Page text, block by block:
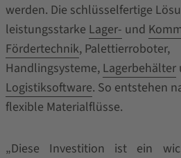
werden. Die schlüsselfertige
leistungsstarke Lager- und
Fördertechnik, Palettierroboter,
Handlingsysteme, Lagerbehälter
Logistiksoftware. So entstehen
flexible Materialflüsse.
„Diese Investition ist ein